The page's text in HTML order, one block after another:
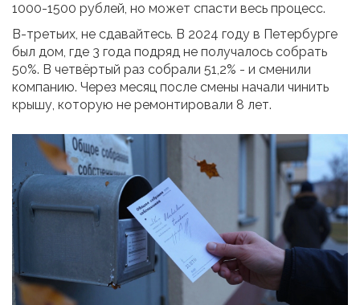
1000-1500 рублей, но может спасти весь процесс.
В-третьих, не сдавайтесь. В 2024 году в Петербурге
был дом, где 3 года подряд не получалось собрать
50%. В четвёртый раз собрали 51,2% - и сменили
компанию. Через месяц после смены начали чинить
крышу, которую не ремонтировали 8 лет.